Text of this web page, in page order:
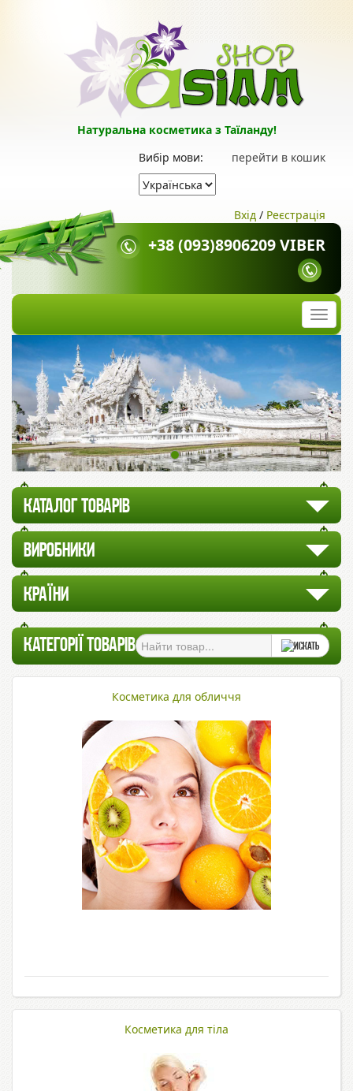
Натуральна косметика з Таїланду!
перейти в кошик
Вибір мови:
Вхід / Реєстрація
+38 (093)8906209 VIBER
КАТАЛОГ ТОВАРІВ
ВИРОБНИКИ
КРАЇНИ
КАТЕГОРІЇ ТОВАРІВ
Косметика для обличчя
Косметика для тіла